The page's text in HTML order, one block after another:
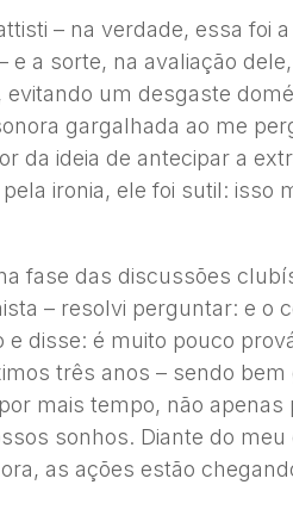
– na verdade, essa foi
e a sorte, na avaliação
evitando um desgaste
gargalhada ao me
da ideia de antecipar a
ironia, ele foi sutil: isso
fase das discussões
– resolvi perguntar: e o
e disse: é muito pouco
três anos – sendo
mais tempo, não apenas
sonhos. Diante do meu
as ações estão